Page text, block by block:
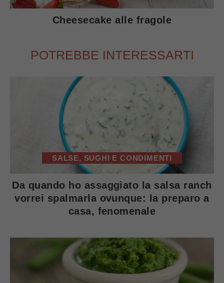
Cheesecake alle fragole
POTREBBE INTERESSARTI
SALSE, SUGHI E CONDIMENTI
Da quando ho assaggiato la salsa ranch
vorrei spalmarla ovunque: la preparo a
casa, fenomenale